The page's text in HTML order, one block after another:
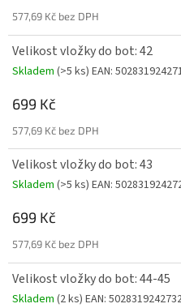
577,69 Kč bez DPH
Velikost vložky do bot: 42
Skladem (>5 ks) EAN:
699 Kč
577,69 Kč bez DPH
Velikost vložky do bot: 43
Skladem (>5 ks) EAN:
699 Kč
577,69 Kč bez DPH
Velikost vložky do bot: 44-45
Skladem (2 ks) EAN: